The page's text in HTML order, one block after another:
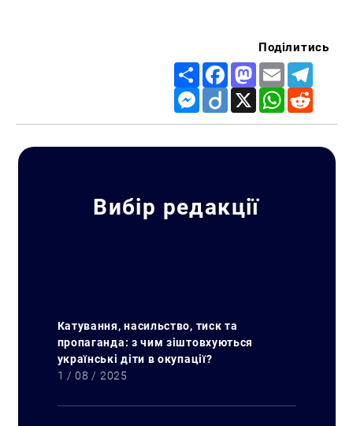
Поділитись
Share FacebookMastodon
Email
Messenger
Diigo X WhatsApp
Вибір редакції
Катування, насильство, тиск та
пропаганда: з чим зіштовхуються
українські діти в окупації?
1 / 08 / 2025